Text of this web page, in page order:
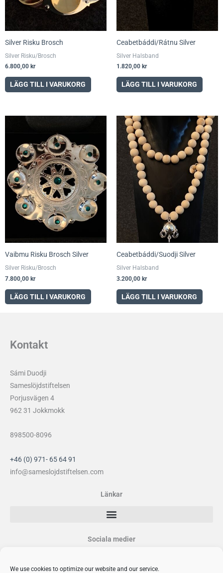
We use cookies to optimize our website and our service.
Silver Risku Brosch
Silver Risku/Brosch
6.800,00 kr
LÄGG TILL I VARUKORG
Ceabetbáddi/Rátnu Silver
Silver Halsband
1.820,00 kr
LÄGG TILL I VARUKORG
Vaibmu Risku Brosch Silver
Silver Risku/Brosch
7.800,00 kr
LÄGG TILL I VARUKORG
Ceabetbáddi/Suodji Silver
Silver Halsband
3.200,00 kr
LÄGG TILL I VARUKORG
Kontakt
Sámi Duodji
Sameslöjdstiftelsen
Porjusvägen 4
962 31 Jokkmokk
898500-8096
+46 (0) 971- 65 64 91
info@sameslojdstiftelsen.com
Länkar
Sociala medier
a
n
o
i